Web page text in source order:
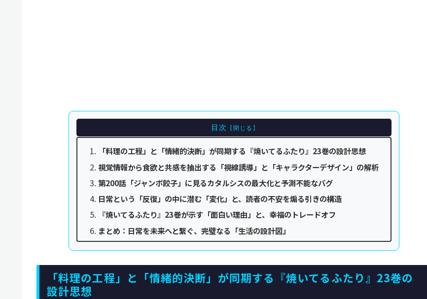
目次
「料理の工程」と「情緒的決断」が同期する『焼いてるふたり』23巻の設計思想
視覚情報から食欲と共感を抽出する「視線誘導」と「キャラクターデザイン」の解析
第200話「ジャンボ餃子」に見るカタルシスの最大化と予測不能なバグ
日常という「反復」の中に潜む「変化」と、読者の不安を煽る引きの構造
『焼いてるふたり』23巻が示す「面白い理由」と、幸福のトレードオフ
まとめ：日常を未来へと繋ぐ、完璧なる「生活の設計図」
「料理の工程」と「情緒的決断」が同期する『焼いてるふたり』23巻の
設計思想